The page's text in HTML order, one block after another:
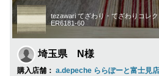
tezawari てざわり・てざわりコレ
ER6181-60
埼玉県 N様
購入店舗： a.depeche ららぽーと富士見店